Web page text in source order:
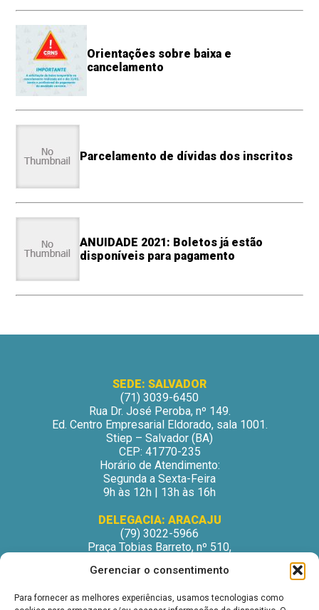
Gerenciar o consentimento
Para fornecer as melhores experiências, usamos tecnologias como
Orientações sobre baixa e
cancelamento
Parcelamento de dívidas dos inscritos
ANUIDADE 2021: Boletos já estão
disponíveis para pagamento
SEDE: SALVADOR
(71) 3039-6450
Rua Dr. José Peroba, nº 149.
Ed. Centro Empresarial Eldorado, sala 1001.
Stiep – Salvador (BA)
CEP: 41770-235
Horário de Atendimento:
Segunda a Sexta-Feira
9h às 12h | 13h às 16h
DELEGACIA: ARACAJU
(79) 3022-5966
Praça Tobias Barreto, nº 510,
São José – Aracaju/SE
Horário de Atendimento: